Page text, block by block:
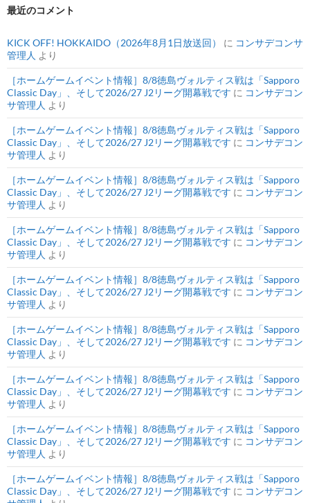
最近のコメント
KICK OFF! HOKKAIDO（2026年8月1日放送回） に コンサデコンサ
管理人 より
［ホームゲームイベント情報］8/8徳島ヴォルティス戦は「Sapporo
Classic Day」、そして2026/27 J2リーグ開幕戦です に コンサデコン
サ管理人 より
［ホームゲームイベント情報］8/8徳島ヴォルティス戦は「Sapporo
Classic Day」、そして2026/27 J2リーグ開幕戦です に コンサデコン
サ管理人 より
［ホームゲームイベント情報］8/8徳島ヴォルティス戦は「Sapporo
Classic Day」、そして2026/27 J2リーグ開幕戦です に コンサデコン
サ管理人 より
［ホームゲームイベント情報］8/8徳島ヴォルティス戦は「Sapporo
Classic Day」、そして2026/27 J2リーグ開幕戦です に コンサデコン
サ管理人 より
［ホームゲームイベント情報］8/8徳島ヴォルティス戦は「Sapporo
Classic Day」、そして2026/27 J2リーグ開幕戦です に コンサデコン
サ管理人 より
［ホームゲームイベント情報］8/8徳島ヴォルティス戦は「Sapporo
Classic Day」、そして2026/27 J2リーグ開幕戦です に コンサデコン
サ管理人 より
［ホームゲームイベント情報］8/8徳島ヴォルティス戦は「Sapporo
Classic Day」、そして2026/27 J2リーグ開幕戦です に コンサデコン
サ管理人 より
［ホームゲームイベント情報］8/8徳島ヴォルティス戦は「Sapporo
Classic Day」、そして2026/27 J2リーグ開幕戦です に コンサデコン
サ管理人 より
［ホームゲームイベント情報］8/8徳島ヴォルティス戦は「Sapporo
Classic Day」、そして2026/27 J2リーグ開幕戦です に コンサデコン